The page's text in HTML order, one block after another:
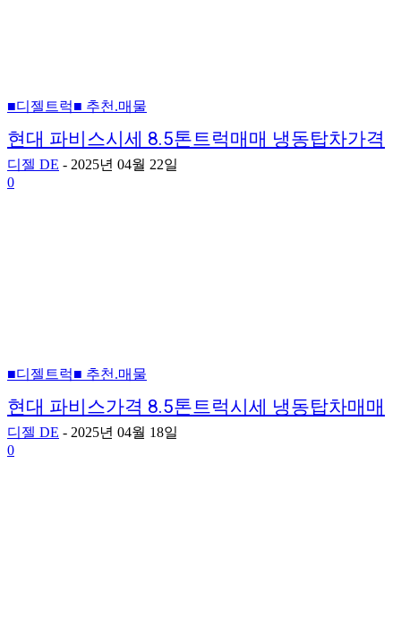
■디젤트럭■ 추천.매물
현대 파비스시세 8.5톤트럭매매 냉동탑차가격
디젤 DE - 2025년 04월 22일
0
■디젤트럭■ 추천.매물
현대 파비스가격 8.5톤트럭시세 냉동탑차매매
디젤 DE - 2025년 04월 18일
0